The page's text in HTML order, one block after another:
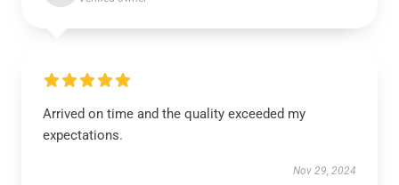
Arrived on time and the quality exceeded my
expectations.
Nov 29, 2024